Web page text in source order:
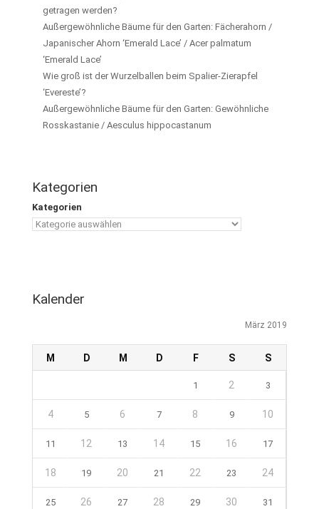
getragen werden?
Außergewöhnliche Bäume für den Garten: Fächerahorn /
Japanischer Ahorn ‘Emerald Lace’ / Acer palmatum
‘Emerald Lace’
Wie groß ist der Wurzelballen beim Spalier-Zierapfel
‘Evereste’?
Außergewöhnliche Bäume für den Garten: Gewöhnliche
Rosskastanie / Aesculus hippocastanum
Kategorien
Kategorien
Kalender
März 2019
M D M D F S S
1 2 3
4 5 6 7 8 9 10
11 12 13 14 15 16 17
18 19 20 21 22 23 24
25 26 27 28 29 30 31